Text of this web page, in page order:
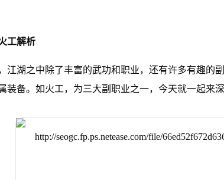
工解析
江湖之中除了丰富的武功和职业，还有许多有趣的
装备。如火工，为三大副职业之一，今天就一起来